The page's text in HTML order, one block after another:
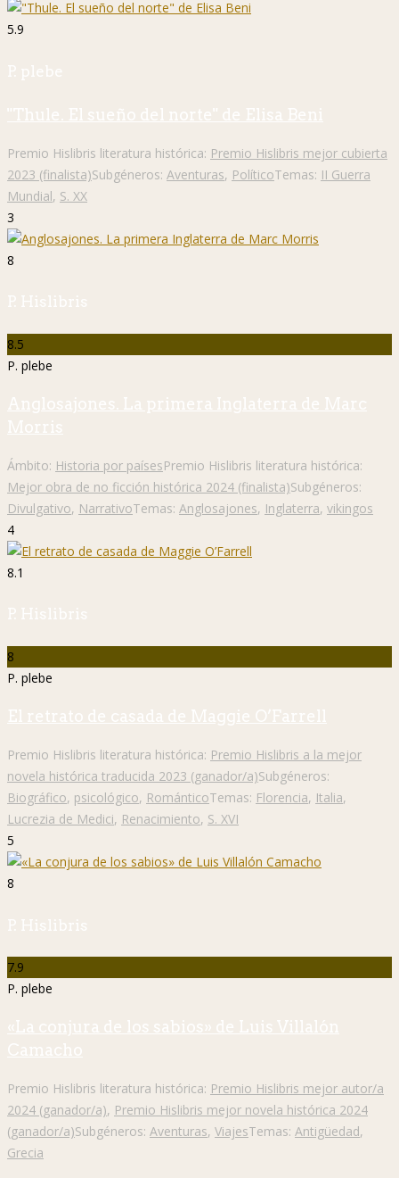
5.9
P. plebe
"Thule. El sueño del norte" de Elisa Beni
Premio Hislibris literatura histórica: Premio Hislibris mejor cubierta
2023 (finalista)Subgéneros: Aventuras, PolíticoTemas: II Guerra
Mundial, S. XX
3
8
P. Hislibris
8.5
P. plebe
Anglosajones. La primera Inglaterra de Marc
Morris
Ámbito: Historia por paísesPremio Hislibris literatura histórica:
Mejor obra de no ficción histórica 2024 (finalista)Subgéneros:
Divulgativo, NarrativoTemas: Anglosajones, Inglaterra, vikingos
4
8.1
P. Hislibris
8
P. plebe
El retrato de casada de Maggie O’Farrell
Premio Hislibris literatura histórica: Premio Hislibris a la mejor
novela histórica traducida 2023 (ganador/a)Subgéneros:
Biográfico, psicológico, RománticoTemas: Florencia, Italia,
Lucrezia de Medici, Renacimiento, S. XVI
5
8
P. Hislibris
7.9
P. plebe
«La conjura de los sabios» de Luis Villalón
Camacho
Premio Hislibris literatura histórica: Premio Hislibris mejor autor/a
2024 (ganador/a), Premio Hislibris mejor novela histórica 2024
(ganador/a)Subgéneros: Aventuras, ViajesTemas: Antigüedad,
Grecia